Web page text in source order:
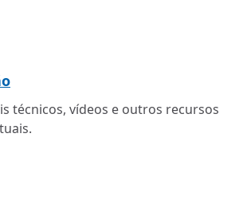
técnicos, vídeos e outros recursos